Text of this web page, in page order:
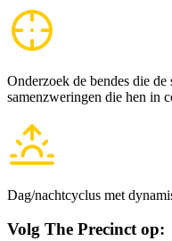
Onderzoek de bendes die de
samenzweringen die hen in
Dag/nachtcyclus met
Volg The Precinctop: